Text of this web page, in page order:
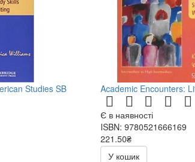
Studies SB Academic Encounters:
Є в наявності
ISBN: 9780521666169
221.50₴
443.00₴
У кошик